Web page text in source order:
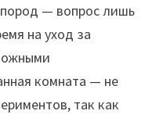
— вопрос лишь
на уход за
комната — не
так как